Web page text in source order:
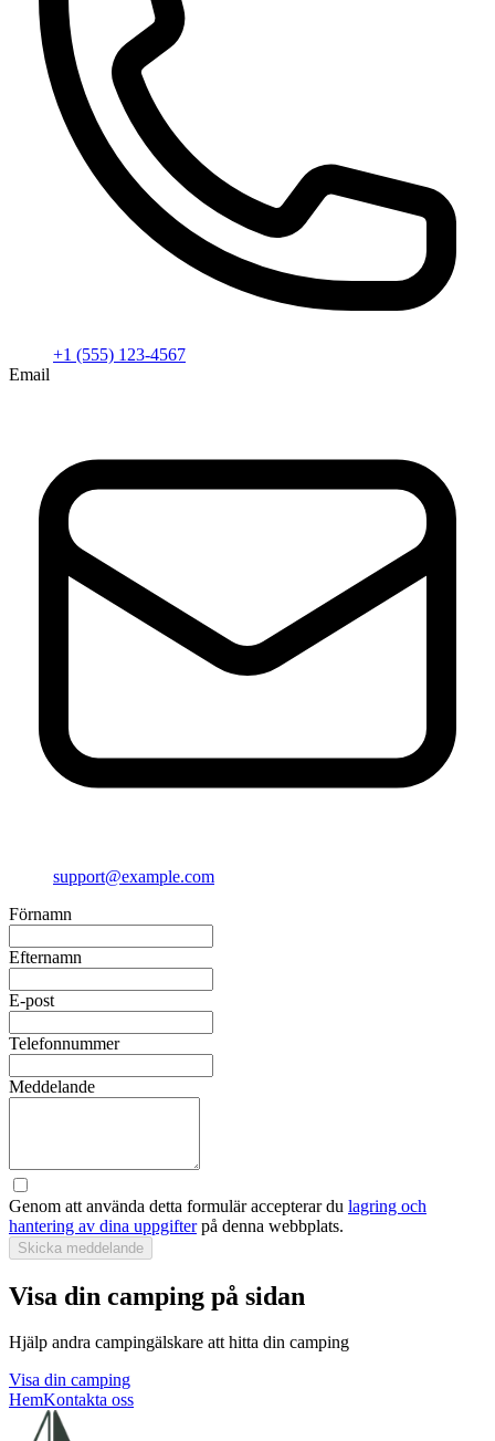
+1 (555) 123-4567
Email
support@example.com
Förnamn
Efternamn
E-post
Telefonnummer
Meddelande
Genom att använda detta formulär accepterar du lagring och
hantering av dina uppgifter på denna webbplats.
Skicka meddelande
Visa din camping på sidan
Hjälp andra campingälskare att hitta din camping
Visa din camping
HemKontakta oss